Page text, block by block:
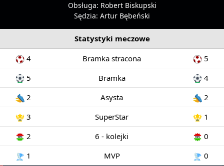
Obsługa: Robert Biskupski
Sędzia: Artur Bębeński
Statystyki meczowe
4
Bramka stracona
5
5
Bramka
4
2
Asysta
2
3
SuperStar
1
2
6 - kolejki
0
1
MVP 0